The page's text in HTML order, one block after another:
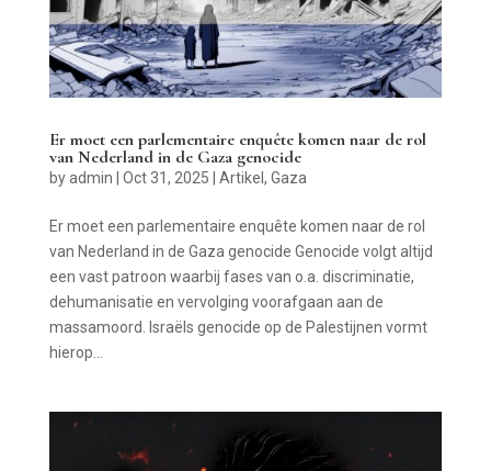
Er moet een parlementaire enquête komen naar de rol
van Nederland in de Gaza genocide
byadmin Oct 31, 2025 Artikel , Gaza
Er moet een parlementaire enquête komen naar de rol
van Nederland in de Gaza genocide Genocide volgt altijd
een vast patroon waarbij fases van o.a. discriminatie,
dehumanisatie en vervolging voorafgaan aan de
massamoord. Israëls genocide op de Palestijnen vormt
hierop...